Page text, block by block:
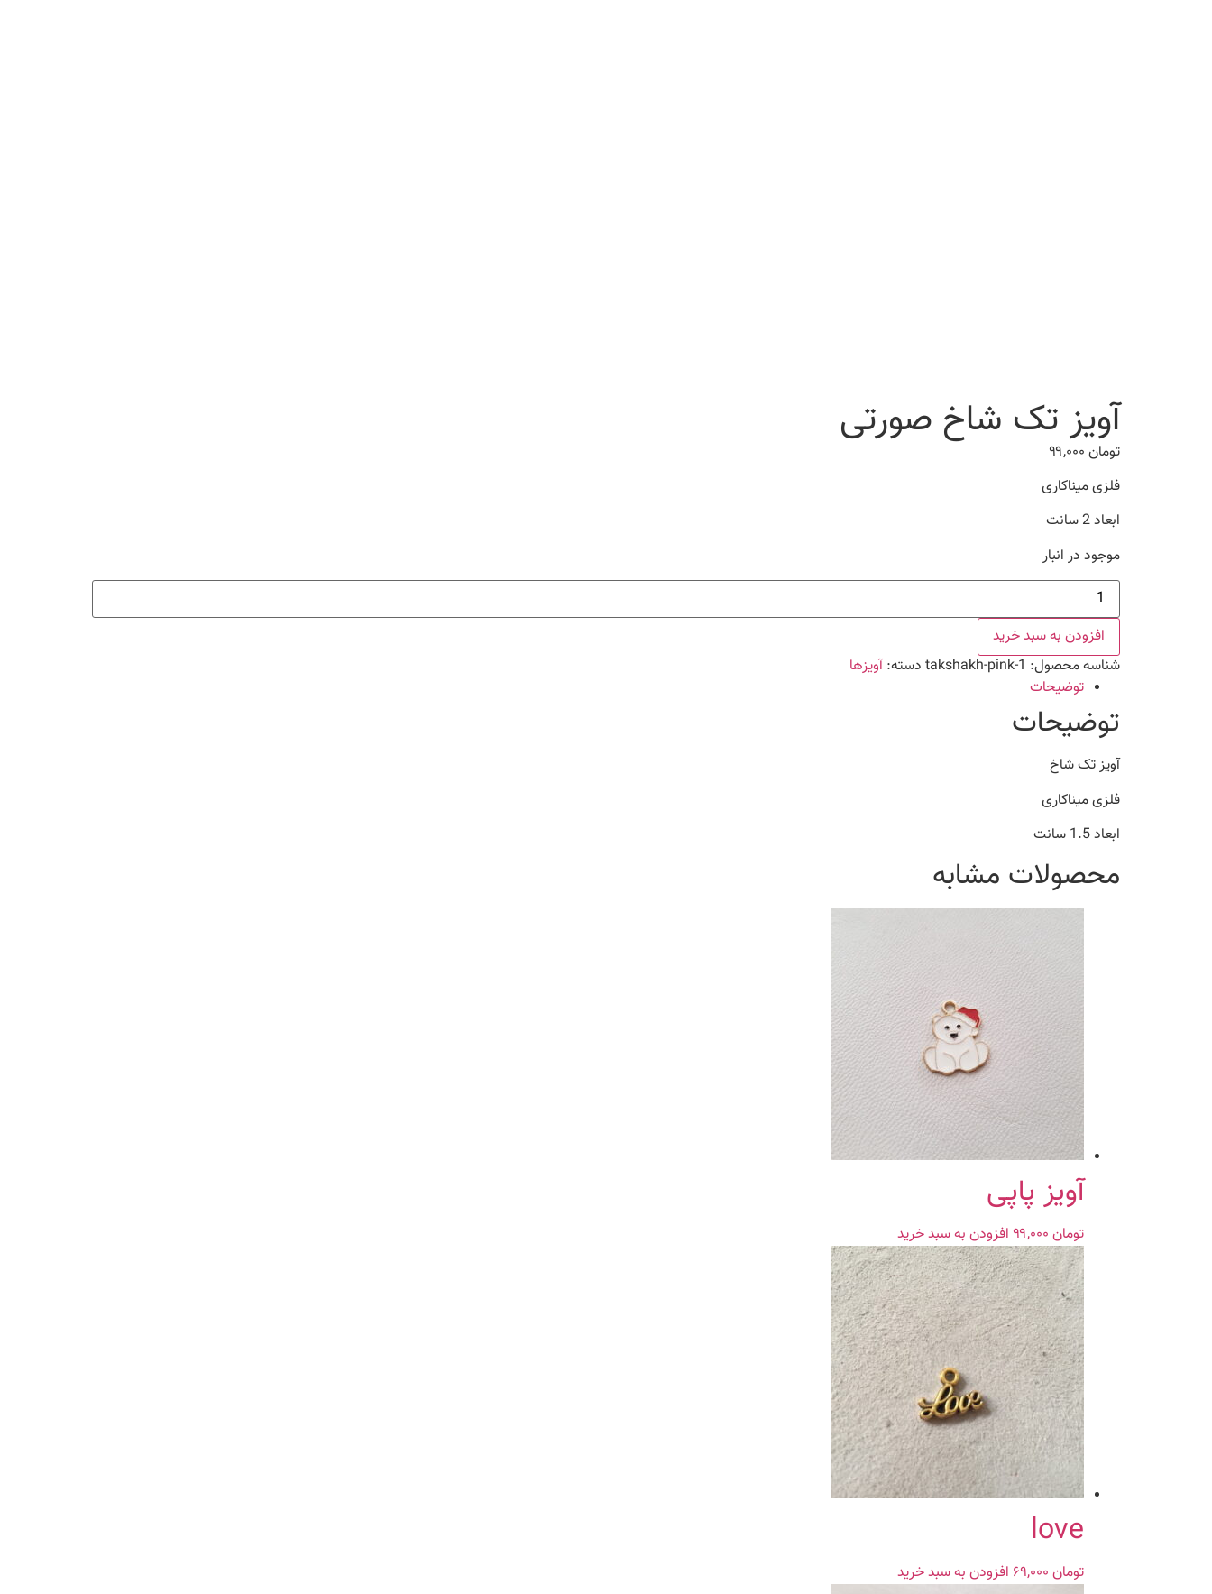
آویز تک شاخ صورتی
تومان
فلزی میناکاری
ابعاد 2 سانت
موجود در انبار
آویز
شاخ
صورتی
عددافزودن به سبد خرید
شناسه محصول: takshakh-pink-1 دسته:آویزها
توضیحات
توضیحات
آویز تک شاخ
فلزی میناکاری
ابعاد 1.5 سانت
محصولات مشابه
آویز پاپی
تومان افزودن به سبد خرید
love
تومان افزودن به سبد خرید